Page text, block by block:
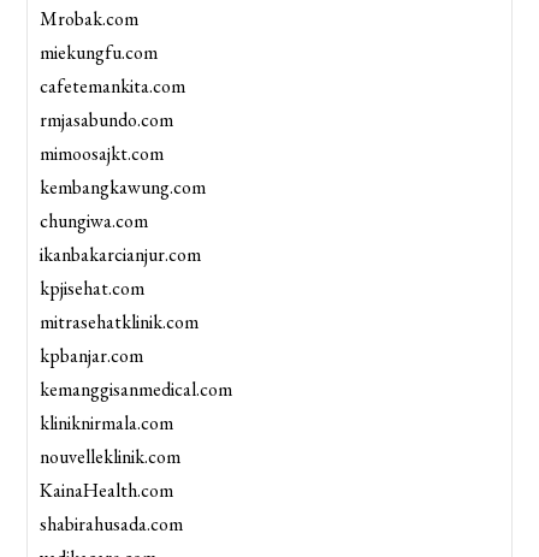
Mrobak.com
miekungfu.com
cafetemankita.com
rmjasabundo.com
mimoosajkt.com
kembangkawung.com
chungiwa.com
ikanbakarcianjur.com
kpjisehat.com
mitrasehatklinik.com
kpbanjar.com
kemanggisanmedical.com
kliniknirmala.com
nouvelleklinik.com
KainaHealth.com
shabirahusada.com